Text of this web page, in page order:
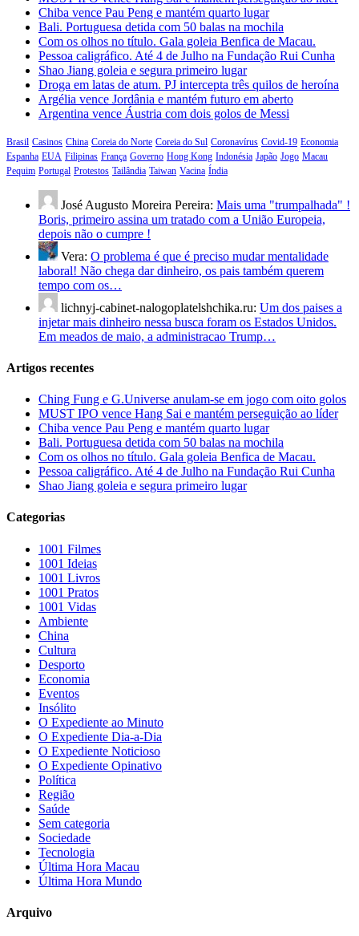
Chiba vence Pau Peng e mantém quarto lugar
Bali. Portuguesa detida com 50 balas na mochila
Com os olhos no título. Gala goleia Benfica de Macau.
Pessoa caligráfico. Até 4 de Julho na Fundação Rui Cunha
Shao Jiang goleia e segura primeiro lugar
Droga em latas de atum. PJ intercepta três quilos de heroína
Argélia vence Jordânia e mantém futuro em aberto
Argentina vence Áustria com dois golos de Messi
Brasil Casinos China Coreia do Norte Coreia do Sul Coronavírus Covid-19 Economia
Espanha EUA Filipinas França Governo Hong Kong Indonésia Japão Jogo Macau
Pequim Portugal Protestos Tailândia Taiwan Vacina Índia
José Augusto Moreira Pereira: Mais uma "trumpalhada" !
Boris, primeiro assina um tratado com a União Europeia,
depois não o cumpre !
Vera: O problema é que é preciso mudar mentalidade
laboral! Não chega dar dinheiro, os pais também querem
tempo com os…
lichnyj-cabinet-nalogoplatelshchika.ru: Um dos paises a
injetar mais dinheiro nessa busca foram os Estados Unidos.
Em meados de maio, a administracao Trump…
Artigos recentes
Ching Fung e G.Universe anulam-se em jogo com oito golos
MUST IPO vence Hang Sai e mantém perseguição ao líder
Chiba vence Pau Peng e mantém quarto lugar
Bali. Portuguesa detida com 50 balas na mochila
Com os olhos no título. Gala goleia Benfica de Macau.
Pessoa caligráfico. Até 4 de Julho na Fundação Rui Cunha
Shao Jiang goleia e segura primeiro lugar
Categorias
1001 Filmes
1001 Ideias
1001 Livros
1001 Pratos
1001 Vidas
Ambiente
China
Cultura
Desporto
Economia
Eventos
Insólito
O Expediente ao Minuto
O Expediente Dia-a-Dia
O Expediente Noticioso
O Expediente Opinativo
Política
Região
Saúde
Sem categoria
Sociedade
Tecnologia
Última Hora Macau
Última Hora Mundo
Arquivo